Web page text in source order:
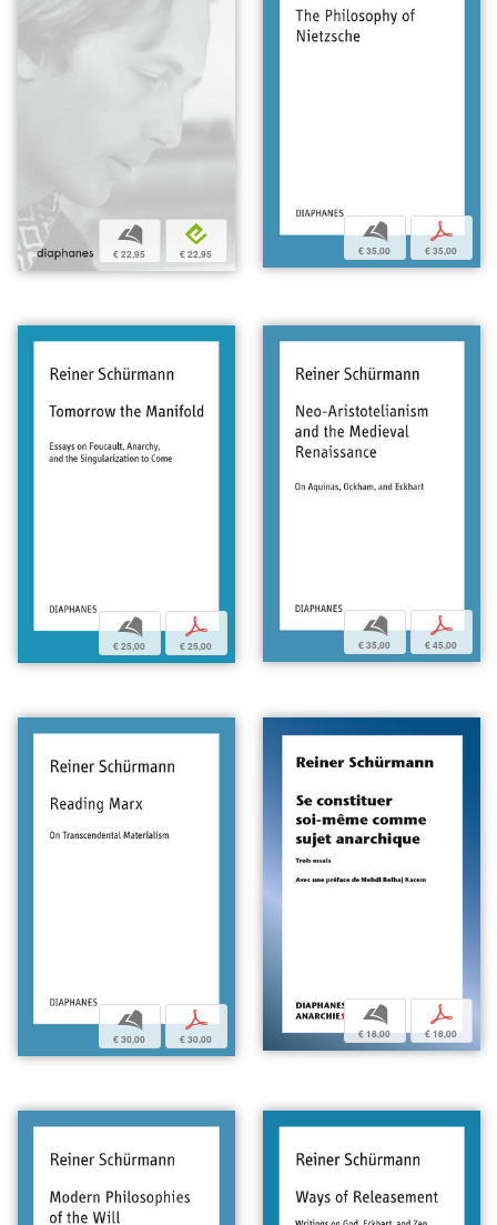
b
€ 22,95
e
€ 22,95
b
€ 35,00
p
€ 35,00
b
€ 25,00
p
€ 25,00
b
€ 35,00
p
€ 45,00
b
€ 30,00
p
€ 30,00
b
€ 18,00
p
€ 18,00